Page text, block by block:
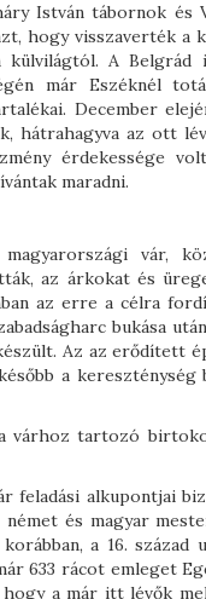
István tábornok és
hogy visszaverték a
A Belgrád
már Eszéknél
December
hátrahagyva az ott
érdekessége
maradni.
vár,
az árkokat és
az erre a célra
bukása
Az az erődített
a kereszténység
a várhoz tartozó
feladási alkupontjai
és magyar
a 16. század
633 rácot emleget
a már itt lévők